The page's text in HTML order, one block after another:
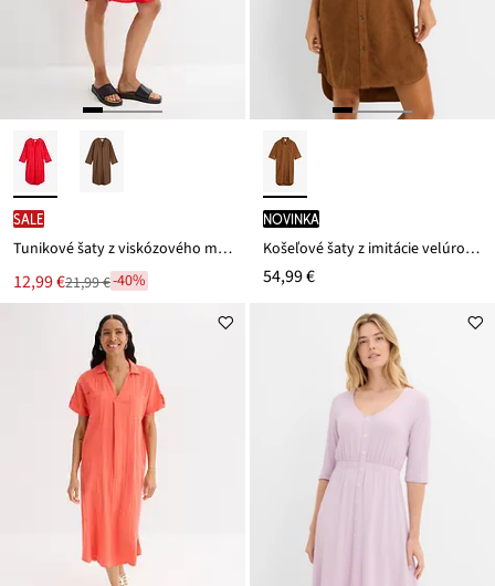
SALE
Tunikové šaty z viskózového mixu so štuktúrovaným efektom
Nová
cena
12,99 €
Zľava 21,99 €-40%
novinka
Košeľové šaty z imitácie velúrovej kože
54,99 €